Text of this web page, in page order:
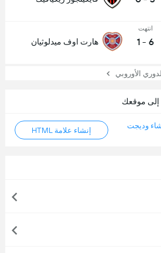
انتهت
6
-
1 هارت اوف ميدلوثيان
الأوروبي
إلى موقعك
وديجت
إنشاء علامة HTML 75%
أكثر